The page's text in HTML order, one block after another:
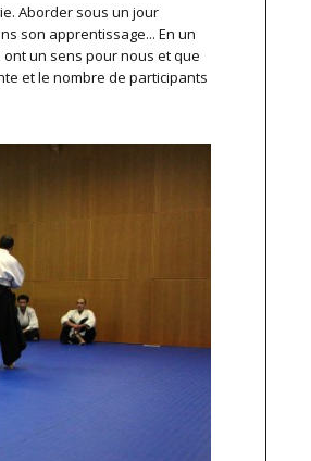
Aborder sous un jour
son apprentissage... En un
un sens pour nous et que
et le nombre de participants